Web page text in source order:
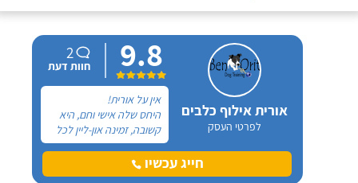
אורית אילוף כלבים
לפרטי העסק
9.8
2
חוות דעת
אין על אורית!
היחס שלה אישי וחם, היא
קשובה, זמינה און-ליין לכל
שאלה ובאמת שמגיעות לה
רק מחמאות. אל אורית
פניתי בעקבות החלטה
חייג עכשיו